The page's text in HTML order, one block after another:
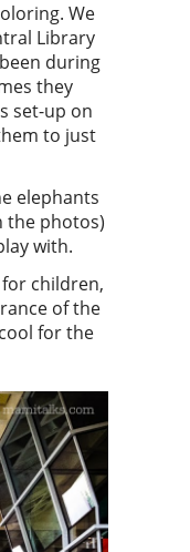
We
Library
during
they
set-up on
to just
elephants
the photos)
with.
children,
of the
for the